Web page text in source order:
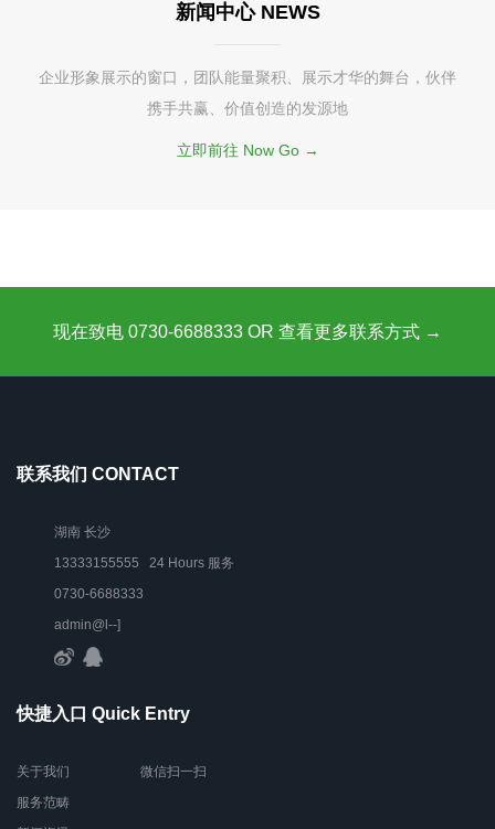
新闻中心 NEWS
企业形象展示的窗口，团队能量聚积、展示才华的舞台，伙伴
携手共赢、价值创造的发源地
立即前往 Now Go →
现在致电 0730-6688333 OR 查看更多联系方式 →
联系我们 CONTACT
湖南 长沙
13333155555 24 Hours 服务
0730-6688333
admin@l--]
快捷入口 Quick Entry
关于我们
服务范畴
微信扫一扫